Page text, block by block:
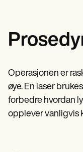
Get started
Operasjonen er
øye. En laser
forbedre hvordan
opplever vanligvis